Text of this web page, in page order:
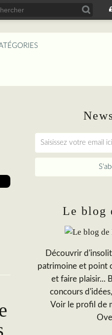
Le blog
Découvrir
patrimoine et point
et faire plaisir...
concours
Voir le profil de